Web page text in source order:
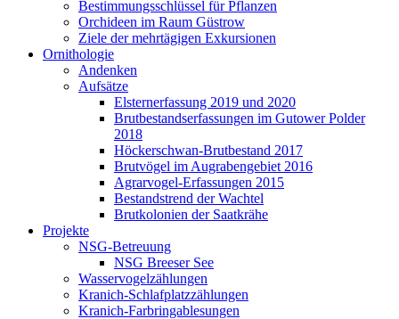
Bestimmungsschlüssel für Pflanzen
Orchideen im Raum Güstrow
Ziele der mehrtägigen Exkursionen
Ornithologie
Andenken
Aufsätze
Elsternerfassung 2019 und 2020
Brutbestandserfassungen im Gutower Polder
2018
Höckerschwan-Brutbestand 2017
Brutvögel im Augrabengebiet 2016
Agrarvogel-Erfassungen 2015
Bestandstrend der Wachtel
Brutkolonien der Saatkrähe
Projekte
NSG-Betreuung
NSG Breeser See
Wasservogelzählungen
Kranich-Schlafplatzzählungen
Kranich-Farbringablesungen